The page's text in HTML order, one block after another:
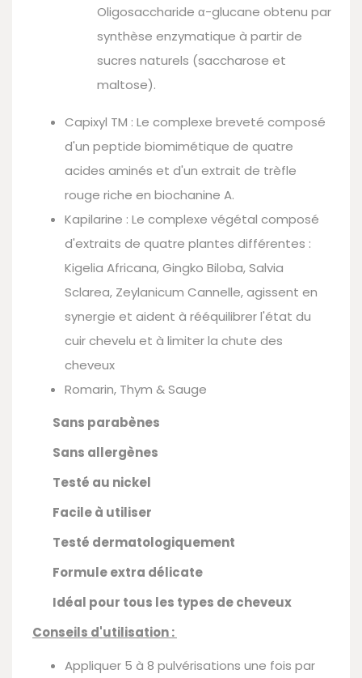
Oligosaccharide α-glucane obtenu par
synthèse enzymatique à partir de
sucres naturels (saccharose et
maltose).
Capixyl TM : Le complexe breveté composé
d'un peptide biomimétique de quatre
acides aminés et d'un extrait de trèfle
rouge riche en biochanine A.
Kapilarine : Le complexe végétal composé
d'extraits de quatre plantes différentes :
Kigelia Africana, Gingko Biloba, Salvia
Sclarea, Zeylanicum Cannelle, agissent en
synergie et aident à rééquilibrer l'état du
cuir chevelu et à limiter la chute des
cheveux
Romarin, Thym & Sauge
Sans parabènes
Sans allergènes
Testé au nickel
Facile à utiliser
Testé dermatologiquement
Formule extra délicate
Idéal pour tous les types de cheveux
Conseils d'utilisation :
Appliquer 5 à 8 pulvérisations une fois par